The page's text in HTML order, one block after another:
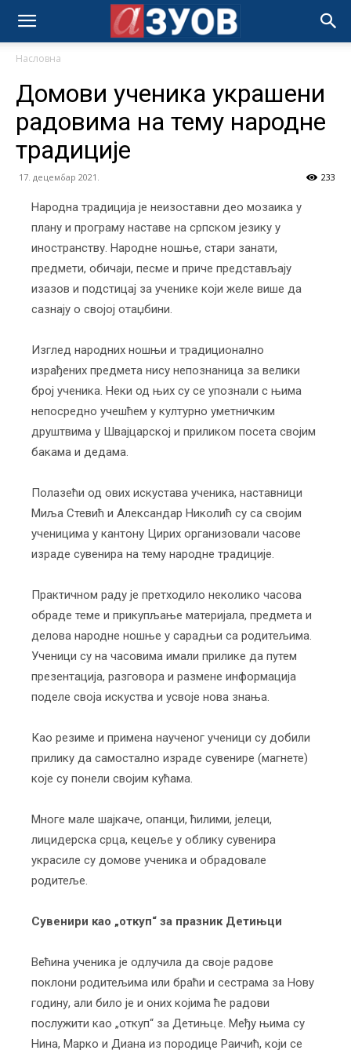
Насловна
Домови ученика украшени
радовима на тему народне
традиције
17. децембар 2021. 233
Народна традиција је неизоставни део мозаика у
плану и програму наставе на српском језику у
иностранству. Народне ношње, стари занати,
предмети, обичаји, песме и приче представљају
изазов и подстицај за ученике који желе више да
сазнају о својој отаџбини.
Изглед народних ношњи и традиционално
израђених предмета нису непознаница за велики
број ученика. Неки од њих су се упознали с њима
непосредно учешћем у културно уметничким
друштвима у Швајцарској и приликом посета својим
бакама и дедама.
Полазећи од ових искустава ученика, наставници
Миља Стевић и Александар Николић су са својим
ученицима у кантону Цирих организовали часове
израде сувенира на тему народне традиције.
Практичном раду је претходило неколико часова
обраде теме и прикупљање материјала, предмета и
делова народне ношње у сарадњи са родитељима.
Ученици су на часовима имали прилике да путем
презентација, разговора и размене информација
поделе своја искуства и усвоје нова знања.
Као резиме и примена наученог ученици су добили
прилику да самостално израде сувенире (магнете)
које су понели својим кућама.
Многе мале шајкаче, опанци, ћилими, јелеци,
лицидерска срца, кецеље у облику сувенира
украсиле су домове ученика и обрадовале
родитеље.
Сувенири као „откуп“ за празник Детињци
Већина ученика је одлучила да своје радове
поклони родитељима или браћи и сестрама за Нову
годину, али било је и оних којима ће радови
послужити као „откуп“ за Детињце. Међу њима су
Нина, Марко и Диана из породице Раичић, који се